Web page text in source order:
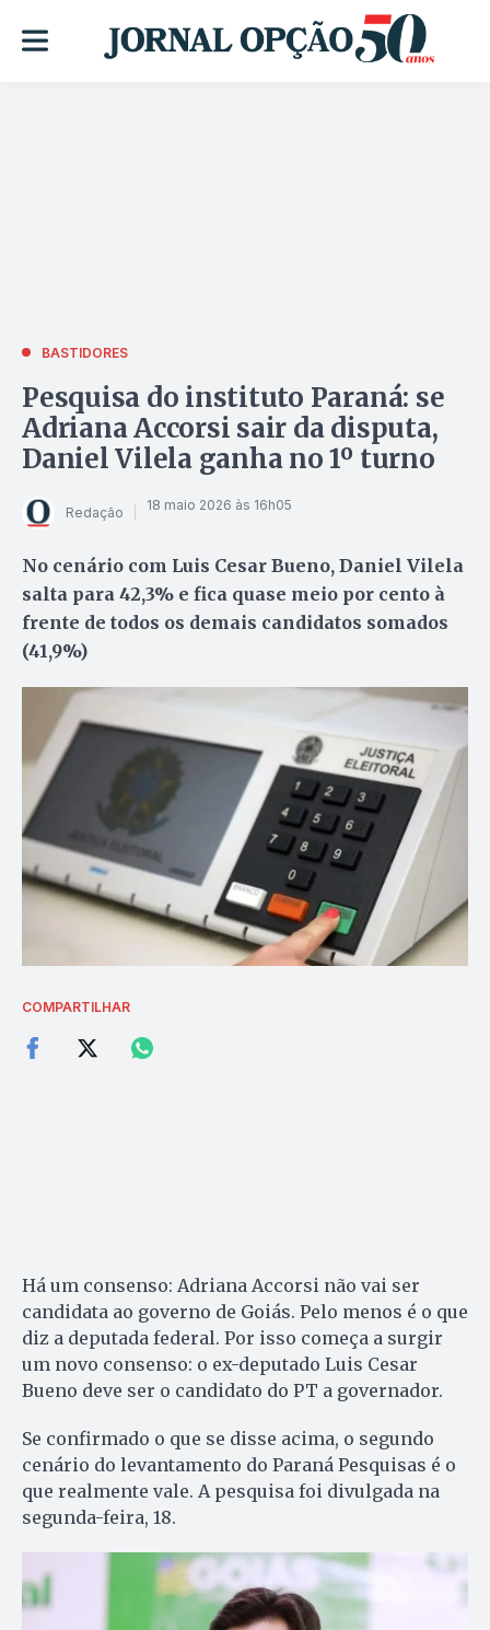
BASTIDORES
Pesquisa do instituto Paraná: se
Adriana Accorsi sair da disputa,
Daniel Vilela ganha no 1º turno
Redação 18 maio 2026 às 16h05
No cenário com Luis Cesar Bueno, Daniel Vilela
salta para 42,3% e fica quase meio por cento à
frente de todos os demais candidatos somados
(41,9%)
COMPARTILHAR
Há um consenso: Adriana Accorsi não vai ser
candidata ao governo de Goiás. Pelo menos é o que
diz a deputada federal. Por isso começa a surgir
um novo consenso: o ex-deputado Luis Cesar
Bueno deve ser o candidato do PT a governador.
Se confirmado o que se disse acima, o segundo
cenário do levantamento do Paraná Pesquisas é o
que realmente vale. A pesquisa foi divulgada na
segunda-feira, 18.